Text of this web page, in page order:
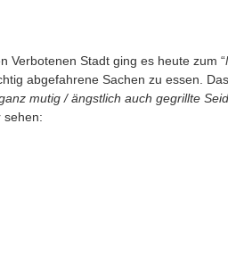
Verbotenen Stadt ging es heute zum “
abgefahrene Sachen zu essen.
mutig / ängstlich auch gegrillte
sehen: